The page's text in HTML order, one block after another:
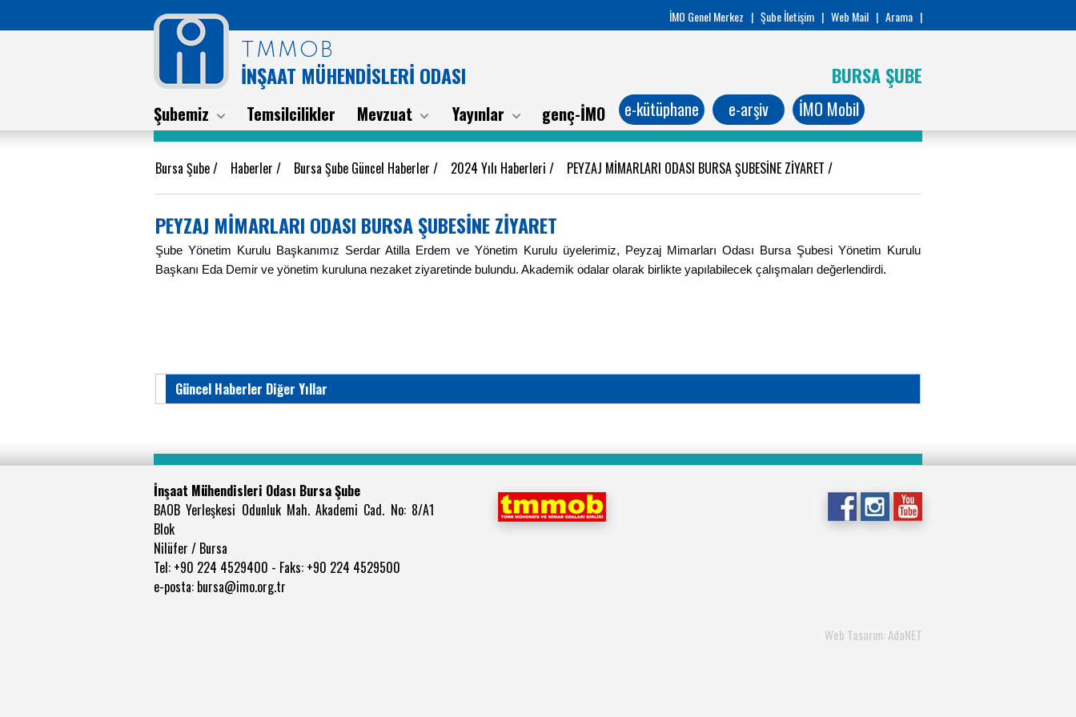
İMO Genel Merkez | Şube İletişim | Web Mail | Arama |
TMMOB
İNŞAAT MÜHENDİSLERİ ODASI BURSA ŞUBE
Şubemiz Temsilcilikler Mevzuat Yayınlar genç-İMO e-kütüphane e-arşiv İMO Mobil
Bursa Şube/ Haberler / Bursa Şube Güncel Haberler / 2024 Yılı Haberleri / PEYZAJ MİMARLARI ODASI BURSA ŞUBESİNE ZİYARET /
PEYZAJ MİMARLARI ODASI BURSA ŞUBESİNE ZİYARET
Şube Yönetim Kurulu Başkanımız Serdar Atilla Erdem ve Yönetim Kurulu üyelerimiz, Peyzaj Mimarları Odası Bursa Şubesi Yönetim Kurulu
Başkanı Eda Demir ve yönetim kuruluna nezaket ziyaretinde bulundu. Akademik odalar olarak birlikte yapılabilecek çalışmaları değerlendirdi.
Güncel Haberler Diğer Yıllar
İnşaat Mühendisleri Odası Bursa Şube
BAOB Yerleşkesi Odunluk Mah. Akademi Cad. No: 8/A1
Blok
Nilüfer / Bursa
Tel: +90 224 4529400 - Faks: +90 224 4529500
e-posta: bursa@imo.org.tr
Web Tasarım: AdaNET